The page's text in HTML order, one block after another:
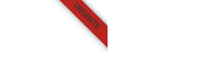
URGENTE